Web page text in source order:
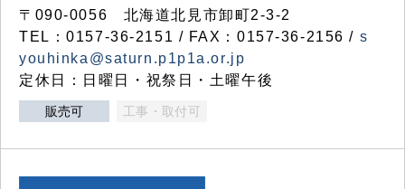
〒090-0056 北海道北見市卸町2-3-2
TEL：0157-36-2151 / FAX：0157-36-2156 / s
youhinka@saturn.p1p1a.or.jp
定休日：日曜日・祝祭日・土曜午後
販売可 工事・取付可